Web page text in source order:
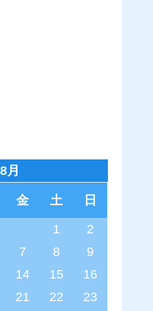
月
金 土 日
1
2
7 8
9
14 15
16
21 22
23